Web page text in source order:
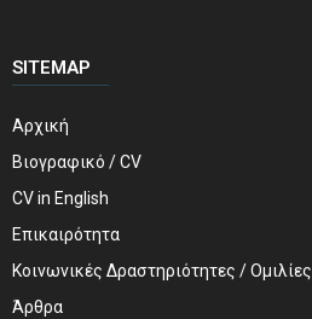
SITEMAP
Αρχική
Βιογραφικό / CV
CV in English
Επικαιρότητα
Κοινωνικές Δραστηριότητες / Ομιλίες
Άρθρα